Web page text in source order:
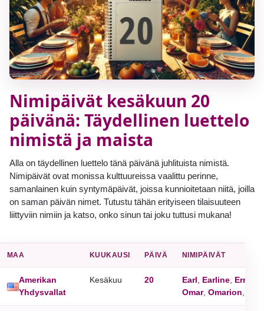
Nimipäivät kesäkuun 20
päivänä: Täydellinen luettelo
nimistä ja maista
Alla on täydellinen luettelo tänä päivänä juhlituista nimistä.
Nimipäivät ovat monissa kulttuureissa vaalittu perinne,
samanlainen kuin syntymäpäivät, joissa kunnioitetaan niitä, joilla
on saman päivän nimet. Tutustu tähän erityiseen tilaisuuteen
liittyviin nimiin ja katso, onko sinun tai joku tuttusi mukana!
MAA KUUKAUSI PÄIVÄ NIMIPÄIVÄT
Amerikan
Yhdysvallat
Kesäkuu 20 Earl Earline Errol
Omar, Omarion